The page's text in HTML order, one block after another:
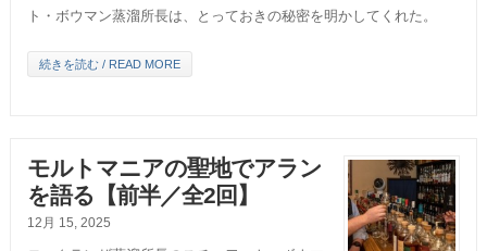
ト・ボウマン蒸溜所長は、とっておきの秘密を明かしてくれた。
続きを読む / READ MORE
モルトマニアの聖地でアラン
を語る【前半／全2回】
12月 15, 2025